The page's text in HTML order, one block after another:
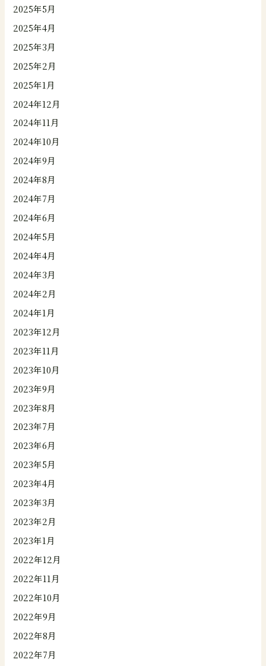
2025年5月
2025年4月
2025年3月
2025年2月
2025年1月
2024年12月
2024年11月
2024年10月
2024年9月
2024年8月
2024年7月
2024年6月
2024年5月
2024年4月
2024年3月
2024年2月
2024年1月
2023年12月
2023年11月
2023年10月
2023年9月
2023年8月
2023年7月
2023年6月
2023年5月
2023年4月
2023年3月
2023年2月
2023年1月
2022年12月
2022年11月
2022年10月
2022年9月
2022年8月
2022年7月